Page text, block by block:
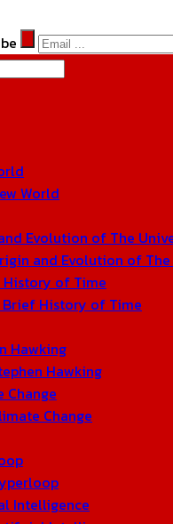
World
Evolution of The
and Evolution of The
of Time
History of Time
Hawking
Hawking
Change
Change
Intelligence